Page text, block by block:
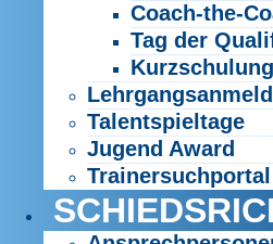
Coach-the-
Tag der
Talentspieltage
Jugend Award
Trainersuchportal